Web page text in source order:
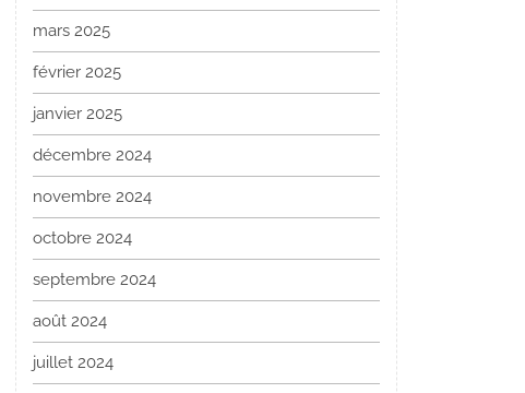
mars 2025
février 2025
janvier 2025
décembre 2024
novembre 2024
octobre 2024
septembre 2024
août 2024
juillet 2024